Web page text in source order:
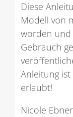
Diese
Modell von
worden und
Gebrauch
Anleitung
erlaubt!
Nicole